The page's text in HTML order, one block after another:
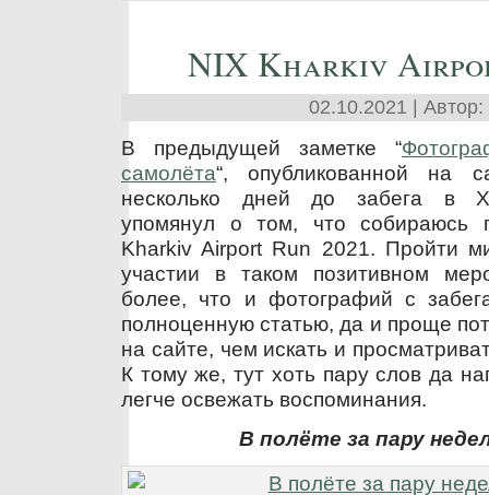
NIX Kharkiv
02.10.2021 | Автор:
В предыдущей заметке “
самолёта“, опубликованной на
несколько дней до забега в
упомянул о том, что собираюсь
Kharkiv Airport Run 2021. Пройти
участии в таком позитивном
более, что и фотографий с
полноценную статью, да и проще
на сайте, чем искать и
К тому же, тут хоть пару слов да
легче освежать воспоминания.
В полёте за пару